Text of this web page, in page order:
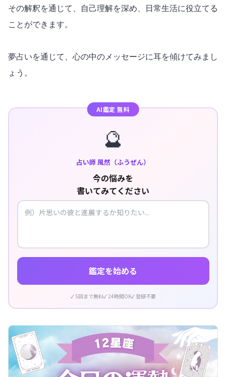
その解釈を通じて、自己理解を深め、日常生活に役立てる
ことができます。
夢占いを通じて、心の中のメッセージに耳を傾けてみまし
ょう。
AI鑑定 無料
🔮
占い師 風然（ふうぜん）
今の悩みを
書いてみてください
鑑定を始める
5回まで無料 24時間OK 登録不要